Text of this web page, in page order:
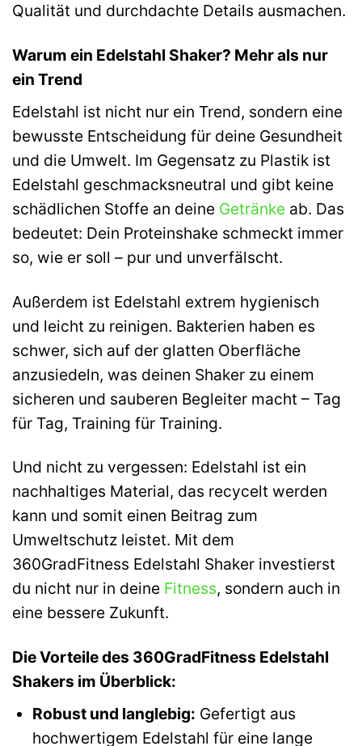
Qualität und durchdachte Details ausmachen.
Warum ein Edelstahl Shaker? Mehr als nur
ein Trend
Edelstahl ist nicht nur ein Trend, sondern eine
bewusste Entscheidung für deine Gesundheit
und die Umwelt. Im Gegensatz zu Plastik ist
Edelstahl geschmacksneutral und gibt keine
schädlichen Stoffe an deine Getränke ab. Das
bedeutet: Dein Proteinshake schmeckt immer
so, wie er soll – pur und unverfälscht.
Außerdem ist Edelstahl extrem hygienisch
und leicht zu reinigen. Bakterien haben es
schwer, sich auf der glatten Oberfläche
anzusiedeln, was deinen Shaker zu einem
sicheren und sauberen Begleiter macht – Tag
für Tag, Training für Training.
Und nicht zu vergessen: Edelstahl ist ein
nachhaltiges Material, das recycelt werden
kann und somit einen Beitrag zum
Umweltschutz leistet. Mit dem
360GradFitness Edelstahl Shaker investierst
du nicht nur in deine Fitness, sondern auch in
eine bessere Zukunft.
Die Vorteile des 360GradFitness Edelstahl
Shakers im Überblick:
Robust und langlebig: Gefertigt aus
hochwertigem Edelstahl für eine lange